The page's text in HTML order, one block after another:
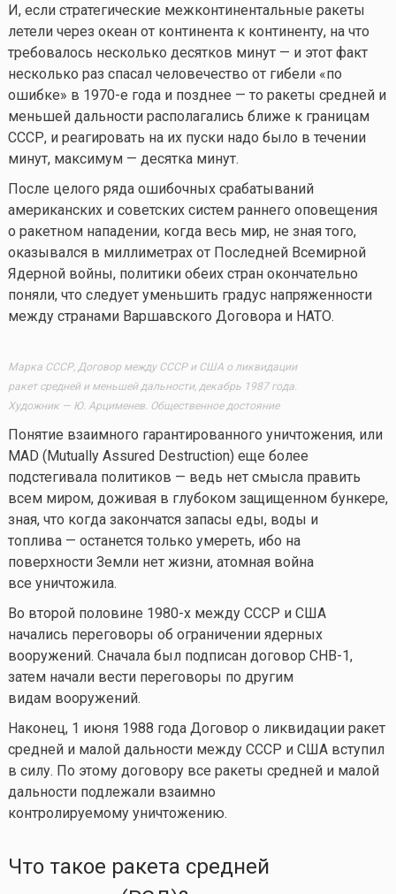
И, если стратегические межконтинентальные ракеты
летели через океан от континента к континенту, на что
требовалось несколько десятков минут — и этот факт
несколько раз спасал человечество от гибели «по
ошибке» в 1970-е года и позднее — то ракеты средней и
меньшей дальности располагались ближе к границам
СССР, и реагировать на их пуски надо было в течении
минут, максимум — десятка минут.
После целого ряда ошибочных срабатываний
американских и советских систем раннего оповещения
о ракетном нападении, когда весь мир, не зная того,
оказывался в миллиметрах от Последней Всемирной
Ядерной войны, политики обеих стран окончательно
поняли, что следует уменьшить градус напряженности
между странами Варшавского Договора и НАТО.
Марка СССР, Договор между СССР и США о ликвидации
ракет средней и меньшей дальности, декабрь 1987 года.
Художник — Ю. Арцименев. Общественное достояние
Понятие взаимного гарантированного уничтожения, или
MAD (Mutually Assured Destruction) еще более
подстегивала политиков — ведь нет смысла править
всем миром, доживая в глубоком защищенном бункере,
зная, что когда закончатся запасы еды, воды и
топлива — останется только умереть, ибо на
поверхности Земли нет жизни, атомная война
все уничтожила.
Во второй половине 1980-х между СССР и США
начались переговоры об ограничении ядерных
вооружений. Сначала был подписан договор СНВ-1,
затем начали вести переговоры по другим
видам вооружений.
Наконец, 1 июня 1988 года Договор о ликвидации ракет
средней и малой дальности между СССР и США вступил
в силу. По этому договору все ракеты средней и малой
дальности подлежали взаимно
контролируемому уничтожению.
Что такое ракета средней